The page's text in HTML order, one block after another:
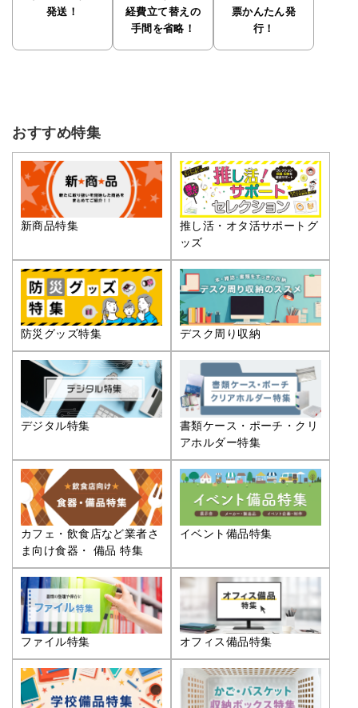
発送！
経費立て替えの
手間を省略！
票かんたん発
行！
おすすめ特集
新商品特集
推し活・オタ活サポートグ
ッズ
防災グッズ特集 デスク周り収納
デジタル特集
書類ケース・ポーチ・クリ
アホルダー特集
カフェ・飲食店など業者さ
ま向け食器・ 備品 特集
イベント備品特集
ファイル特集 オフィス備品特集